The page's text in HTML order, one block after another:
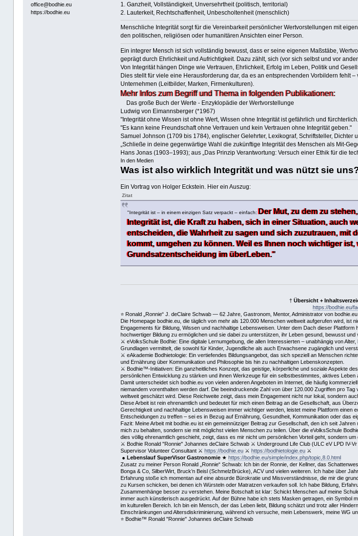
office@bodhie.eu
https://bodhie.eu
1. Ganzheit, Vollständigkeit, Unversehrtheit (politisch, territorial)
2. Lauterkeit, Rechtschaffenheit, Unbescholtenheit (menschlich)
Menschliche Integrität sorgt für die Vereinbarkeit persönlicher Wertvorstellungen mit
den politischen, religiösen oder humanitären Ansichten einer Person.
Ein integrer Mensch ist sich vollständig bewusst, dass er seine eigenen Maßstäbe,
geprägt durch Ehrlichkeit und Aufrichtigkeit. Dazu zählt, sich (vor sich selbst und vor
Von Integrität hängen Dinge wie Vertrauen, Ehrlichkeit, Erfolg im Leben, Politik und
Dies stellt für viele eine Herausforderung dar, da es an entsprechenden Vorbildern
Unternehmen (Leitbilder, Marken, Firmenkulturen).
Mehr Infos zum Begriff und Thema in folgenden Publikationen:
Das große Buch der Werte - Enzyklopädie der Wertvorstellunge
Ludwig von Eimannsberger (*1967)
"Integrität ohne Wissen ist ohne Wert, Wissen ohne Integrität ist gefährlich und
"Es kann keine Freundschaft ohne Vertrauen und kein Vertrauen ohne Integrität geben."
Samuel Johnson (1709 bis 1784), englischer Gelehrter, Lexikograf, Schriftsteller, Dichter
„Schließe in deine gegenwärtige Wahl die zukünftige Integrität des Menschen als Mit-
Hans Jonas (1903–1993); aus „Das Prinzip Verantwortung: Versuch einer Ethik für die
In den Medien
Was ist also wirklich Integrität und was nützt sie
Ein Vortrag von Holger Eckstein. Hier ein Auszug:
Zitat
"Integrität ist – in einem einzigen Satz verpackt – einfach:
Der Mut, zu dem zu
Integrität ist, die Kraft zu haben, sich in einer Situation, auch
entscheiden, die Wahrheit zu sagen und sich zuzutrauen, mit
kommt, umgehen zu können. Weil es Ihnen noch wichtiger
Grundsatzentscheidung im überLeben."
† Übersicht +
https://bodhie.eu/
⭐️ Ronald „Ronnie“ J. deClaire Schwab — 62 Jahre, Gastronom, Mentor, Administrator von bodhie.eu
Die Homepage bodhie.eu, die täglich von mehr als 120.000 Menschen weltweit aufgerufen wird,
Engagements für Bildung, Wissen und nachhaltige Lebensweisen. Unter dem Dach dieser
hochwertiger Bildung zu ermöglichen und sie dabei zu unterstützen, ihr Leben gesund, bewusst
⚔ eVolksSchule Bodhie: Eine digitale Lernumgebung, die allen Interessierten – unabhängig von
Grundlagen vermittelt, die sowohl für Kinder, Jugendliche als auch Erwachsene zugänglich und
⚔ eAkademie Bodhietologie: Ein vertiefendes Bildungsangebot, das sich speziell an Menschen
und Ernährung über Kommunikation und Philosophie bis hin zu nachhaltigen Lebenskonzepten.
⚔ Bodhie™-Initiativen: Ein ganzheitliches Konzept, das geistige, körperliche und soziale Aspekte
persönlichen Entwicklung zu stärken und ihnen Werkzeuge für ein selbstbestimmtes, aktives
Damit unterscheidet sich bodhie.eu von vielen anderen Angeboten im Internet, die häufig
niemandem vorenthalten werden darf. Die beeindruckende Zahl von über 120.000 Zugriffen pro
weltweit geschätzt wird. Diese Reichweite zeigt, dass mein Engagement nicht nur lokal, sondern
Diese Arbeit ist rein ehrenamtlich und bedeutet für mich einen Beitrag an die Gesellschaft, aus
Gerechtigkeit und nachhaltige Lebensweisen immer wichtiger werden, leistet meine Plattform
Entscheidungen zu treffen – sei es in Bezug auf Ernährung, Gesundheit, Kommunikation oder das
Fazit: Meine Arbeit mit bodhie.eu ist ein gemeinnütziger Beitrag zur Gesellschaft, den ich seit
mich zu behalten, sondern sie mit möglichst vielen Menschen zu teilen. Über die eVolksSchule
dies völlig ehrenamtlich geschieht, zeigt, dass es mir nicht um persönlichen Vorteil geht, sondern
⚔ Bodhie Ronald "Ronnie" Johannes deClaire Schwab ⚔ Underground Life Club (ULC eV LPD
Supervisor Volunteer Consultant ⚔ https://bodhie.eu⚔ https://bodhietologie.eu⚔
● Lebenslauf SuperVisor Gastronomie★ https://bodhie.eu/simple/index.php/topic,8.0.html
Zusatz zu meiner Person Ronald „Ronnie“ Schwab: Ich bin der Ronnie, der Kellner, das
Bonga & Co, SilberWirt, Bruck’n Beisl (SchmelzBrücke), ACV und vielen weiteren. Ich habe über
Erfahrung stoße ich momentan auf eine absurde Bürokratie und Missverständnisse, die mir die
zu Kursen schicken, bei denen ich Würsteln oder Matratzen verkaufen soll. Ich habe Bildung,
Zusammenhänge besser zu verstehen. Meine Botschaft ist klar: Schickt Menschen auf meine
immer auch künstlerisch ausgedrückt. Auf der Bühne habe ich stets Masken getragen, ein Symbol
im kulturellen Bereich. Ich bin ein Mensch, der das Leben liebt, Bildung schätzt und trotz aller
Einschränkungen und Altersdiskriminierung, während ich versuche, mein Lebenswerk, meine WG
⭐️ Bodhie™ Ronald "Ronnie" Johannes deClaire Schwab